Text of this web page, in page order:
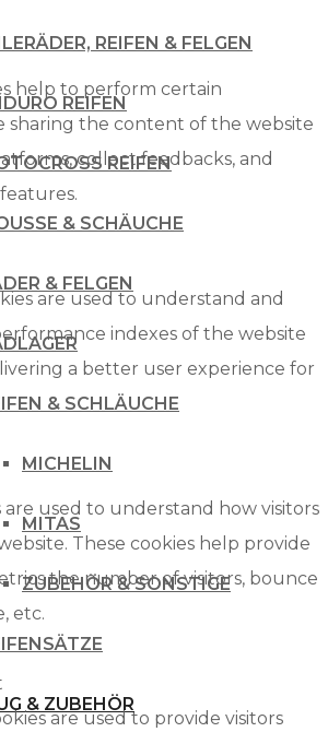
RÄDER, REIFEN & FELGEN
REIFEN
REIFEN
& SCHÄUCHE
& FELGEN
& SCHLÄUCHE
MICHELIN
MITAS
ZUBEHÖR & SONSTIGE
& ZUBEHÖR
help to perform certain
sharing the content of the website
collect feedbacks, and
are used to understand and
indexes of the website
a better user experience for
are used to understand how visitors
These cookies help provide
the number of visitors, bounce
etc.
are used to provide visitors